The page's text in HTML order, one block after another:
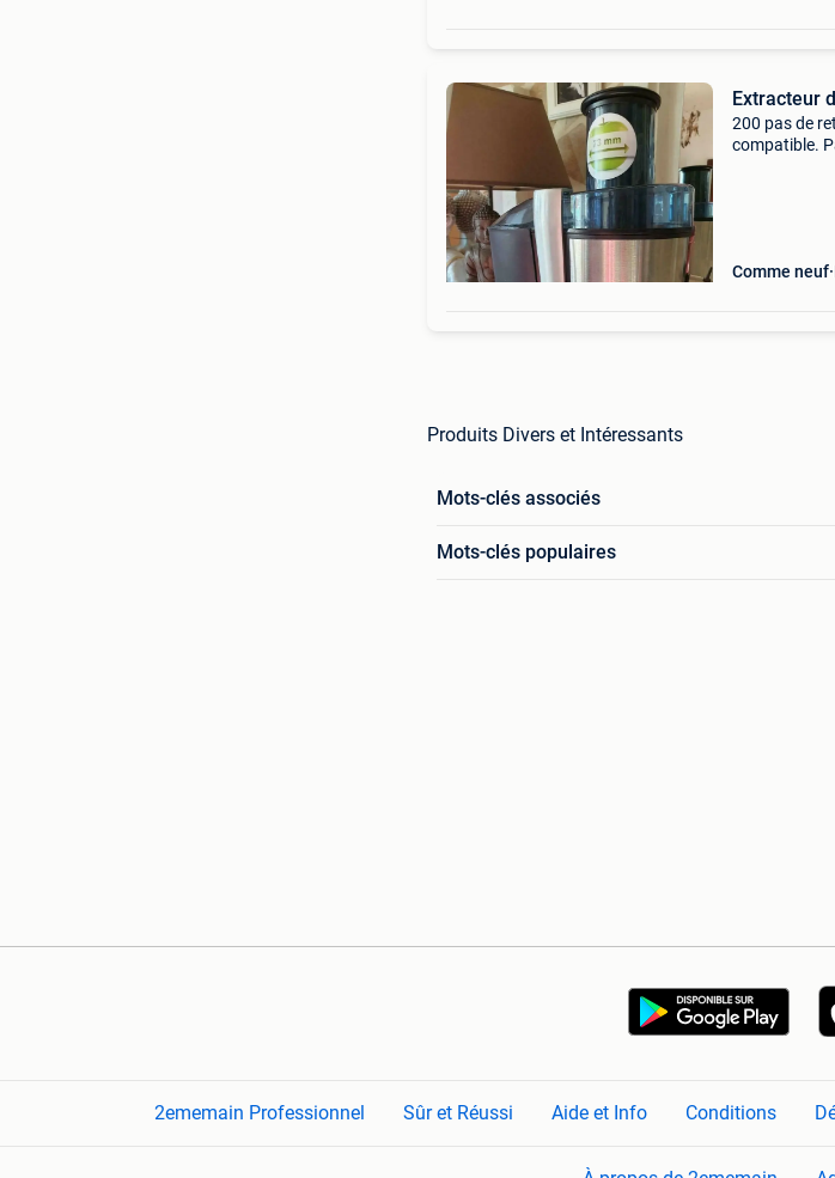
Extracteur
200 pas de
compatible.
Comme neuf
Produits Divers et Intéressants
Mots-clés associés
Mots-clés populaires
2ememain Professionnel Sûr et Réussi Aide et Info Conditions